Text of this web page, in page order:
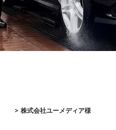
株式会社ユーメディア様